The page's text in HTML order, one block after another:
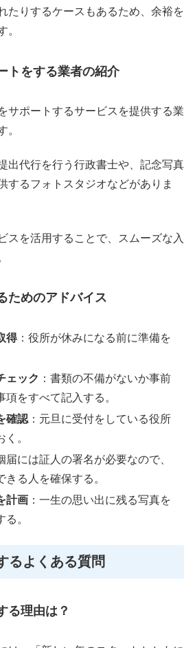
たりするケースもあるため、余裕を
。
トをする業者の紹介
サポートするサービスを提供する業
。
出代行を行う行政書士や、記念写真
するフォトスタジオなどがありま
スを活用することで、スムーズな入
ためのアドバイス
得：役所が休みになる前に準備を
ェック ：書類の不備がないか事前
項をすべて記入する。
確認 ：元旦に受付をしている役所
。
届には証人の署名が必要なので、
る人を確保する。
計画 ：一生の思い出に残る写真を
。
るよくある質問
る理由は？